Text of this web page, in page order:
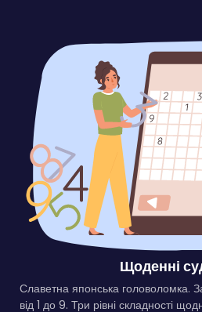
Щоденні
Славетна японська головоломка.
від 1 до 9. Три рівні складності